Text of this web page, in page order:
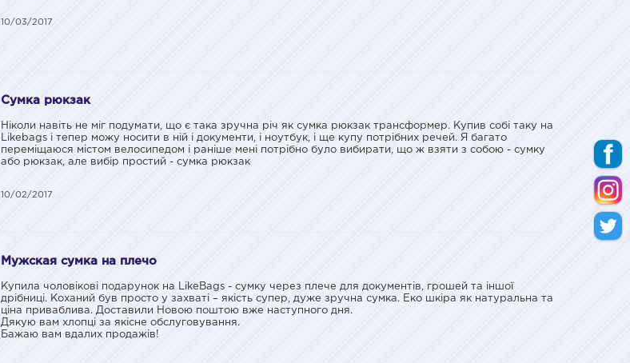
10/03/2017
Сумка рюкзак
Ніколи навіть не міг подумати, що є така зручна річ як сумка рюкзак трансформер. Купив собі таку на
Likebags і тепер можу носити в ній і документи, і ноутбук, і ще купу потрібних речей. Я багато
переміщаюся містом велосипедом і раніше мені потрібно було вибирати, що ж взяти з собою - сумку
або рюкзак, але вибір простий - сумка рюкзак
10/02/2017
Мужская сумка на плечо
Купила чоловікові подарунок на LikeBags - сумку через плече для документів, грошей та іншої
дрібниці. Коханий був просто у захваті – якість супер, дуже зручна сумка. Еко шкіра як натуральна та
ціна приваблива. Доставили Новою поштою вже наступного дня.
Дякую вам хлопці за якісне обслуговування.
Бажаю вам вдалих продажів!